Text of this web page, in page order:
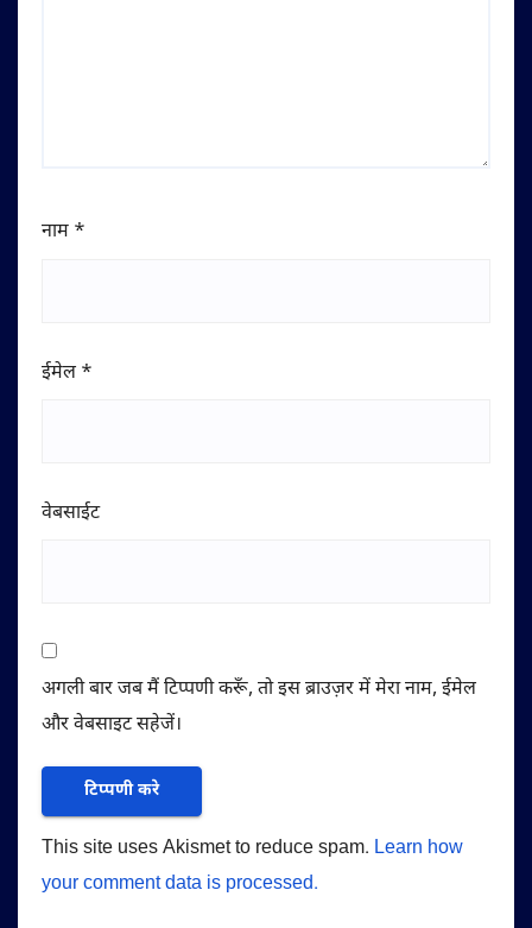
नाम *
ईमेल *
वेबसाईट
अगली बार जब मैं टिप्पणी करूँ, तो इस ब्राउज़र में मेरा नाम, ईमेल
और वेबसाइट सहेजें।
This site uses Akismet to reduce spam. Learn how
your comment data is processed.